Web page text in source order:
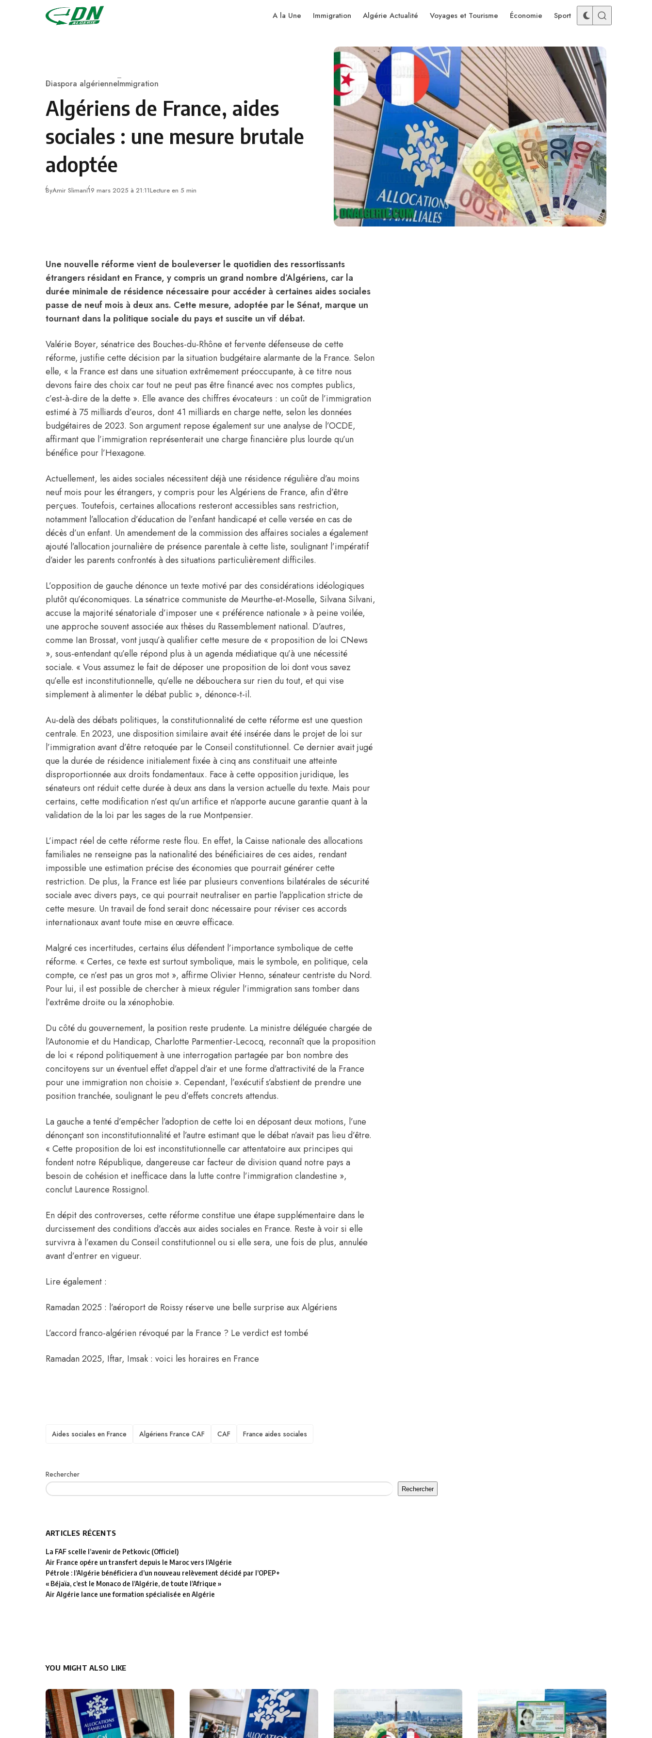
Skip to content
A la Une Immigration Algérie Actualité Voyages et Tourisme Économie Sport
Category
Diaspora algérienneImmigration
Algériens de France, aides
sociales : une mesure brutale
adoptée
ByAmir Slimani19 mars 2025 à 21:11Lecture en 5 min
Une nouvelle réforme vient de bouleverser le quotidien des ressortissants
étrangers résidant en France, y compris un grand nombre d’Algériens, car la
durée minimale de résidence nécessaire pour accéder à certaines aides sociales
passe de neuf mois à deux ans. Cette mesure, adoptée par le Sénat, marque un
tournant dans la politique sociale du pays et suscite un vif débat.
Valérie Boyer, sénatrice des Bouches-du-Rhône et fervente défenseuse de cette
réforme, justifie cette décision par la situation budgétaire alarmante de la France. Selon
elle, « la France est dans une situation extrêmement préoccupante, à ce titre nous
devons faire des choix car tout ne peut pas être financé avec nos comptes publics,
c’est-à-dire de la dette ». Elle avance des chiffres évocateurs : un coût de l’immigration
estimé à 75 milliards d’euros, dont 41 milliards en charge nette, selon les données
budgétaires de 2023. Son argument repose également sur une analyse de l’OCDE,
affirmant que l’immigration représenterait une charge financière plus lourde qu’un
bénéfice pour l’Hexagone.
Actuellement, les aides sociales nécessitent déjà une résidence régulière d’au moins
neuf mois pour les étrangers, y compris pour les Algériens de France, afin d’être
perçues. Toutefois, certaines allocations resteront accessibles sans restriction,
notamment l’allocation d’éducation de l’enfant handicapé et celle versée en cas de
décès d’un enfant. Un amendement de la commission des affaires sociales a également
ajouté l’allocation journalière de présence parentale à cette liste, soulignant l’impératif
d’aider les parents confrontés à des situations particulièrement difficiles.
L’opposition de gauche dénonce un texte motivé par des considérations idéologiques
plutôt qu’économiques. La sénatrice communiste de Meurthe-et-Moselle, Silvana Silvani,
accuse la majorité sénatoriale d’imposer une « préférence nationale » à peine voilée,
une approche souvent associée aux thèses du Rassemblement national. D’autres,
comme Ian Brossat, vont jusqu’à qualifier cette mesure de « proposition de loi CNews
», sous-entendant qu’elle répond plus à un agenda médiatique qu’à une nécessité
sociale. « Vous assumez le fait de déposer une proposition de loi dont vous savez
qu’elle est inconstitutionnelle, qu’elle ne débouchera sur rien du tout, et qui vise
simplement à alimenter le débat public », dénonce-t-il.
Au-delà des débats politiques, la constitutionnalité de cette réforme est une question
centrale. En 2023, une disposition similaire avait été insérée dans le projet de loi sur
l’immigration avant d’être retoquée par le Conseil constitutionnel. Ce dernier avait jugé
que la durée de résidence initialement fixée à cinq ans constituait une atteinte
disproportionnée aux droits fondamentaux. Face à cette opposition juridique, les
sénateurs ont réduit cette durée à deux ans dans la version actuelle du texte. Mais pour
certains, cette modification n’est qu’un artifice et n’apporte aucune garantie quant à la
validation de la loi par les sages de la rue Montpensier.
L’impact réel de cette réforme reste flou. En effet, la Caisse nationale des allocations
familiales ne renseigne pas la nationalité des bénéficiaires de ces aides, rendant
impossible une estimation précise des économies que pourrait générer cette
restriction. De plus, la France est liée par plusieurs conventions bilatérales de sécurité
sociale avec divers pays, ce qui pourrait neutraliser en partie l’application stricte de
cette mesure. Un travail de fond serait donc nécessaire pour réviser ces accords
internationaux avant toute mise en œuvre efficace.
Malgré ces incertitudes, certains élus défendent l’importance symbolique de cette
réforme. « Certes, ce texte est surtout symbolique, mais le symbole, en politique, cela
compte, ce n’est pas un gros mot », affirme Olivier Henno, sénateur centriste du Nord.
Pour lui, il est possible de chercher à mieux réguler l’immigration sans tomber dans
l’extrême droite ou la xénophobie.
Du côté du gouvernement, la position reste prudente. La ministre déléguée chargée de
l’Autonomie et du Handicap, Charlotte Parmentier-Lecocq, reconnaît que la proposition
de loi « répond politiquement à une interrogation partagée par bon nombre des
concitoyens sur un éventuel effet d’appel d’air et une forme d’attractivité de la France
pour une immigration non choisie ». Cependant, l’exécutif s’abstient de prendre une
position tranchée, soulignant le peu d’effets concrets attendus.
La gauche a tenté d’empêcher l’adoption de cette loi en déposant deux motions, l’une
dénonçant son inconstitutionnalité et l’autre estimant que le débat n’avait pas lieu d’être.
« Cette proposition de loi est inconstitutionnelle car attentatoire aux principes qui
fondent notre République, dangereuse car facteur de division quand notre pays a
besoin de cohésion et inefficace dans la lutte contre l’immigration clandestine »,
conclut Laurence Rossignol.
En dépit des controverses, cette réforme constitue une étape supplémentaire dans le
durcissement des conditions d’accès aux aides sociales en France. Reste à voir si elle
survivra à l’examen du Conseil constitutionnel ou si elle sera, une fois de plus, annulée
avant d’entrer en vigueur.
Lire également :
Ramadan 2025 : l’aéroport de Roissy réserve une belle surprise aux Algériens
L’accord franco-algérien révoqué par la France ? Le verdict est tombé
Ramadan 2025, Iftar, Imsak : voici les horaires en France
TAGS
Aides sociales en France Algériens France CAF CAF France aides sociales
Rechercher
Rechercher
ARTICLES RÉCENTS
La FAF scelle l’avenir de Petkovic (Officiel)
Air France opére un transfert depuis le Maroc vers l’Algérie
Pétrole : l’Algérie bénéficiera d’un nouveau relèvement décidé par l’OPEP+
« Béjaïa, c’est le Monaco de l’Algérie, de toute l’Afrique »
Air Algérie lance une formation spécialisée en Algérie
YOU MIGHT ALSO LIKE